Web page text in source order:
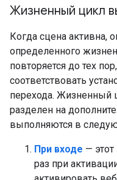
Жизненный цикл
Когда сцена активна,
определенного
повторяется до тех
соответствовать
перехода. Жизненный
разделен на
выполняются в
При входе — этот
раз при